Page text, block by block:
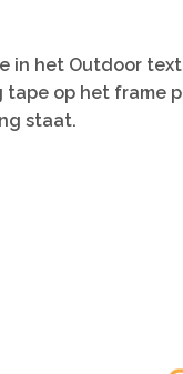
in het Outdoor
tape op het frame
staat.